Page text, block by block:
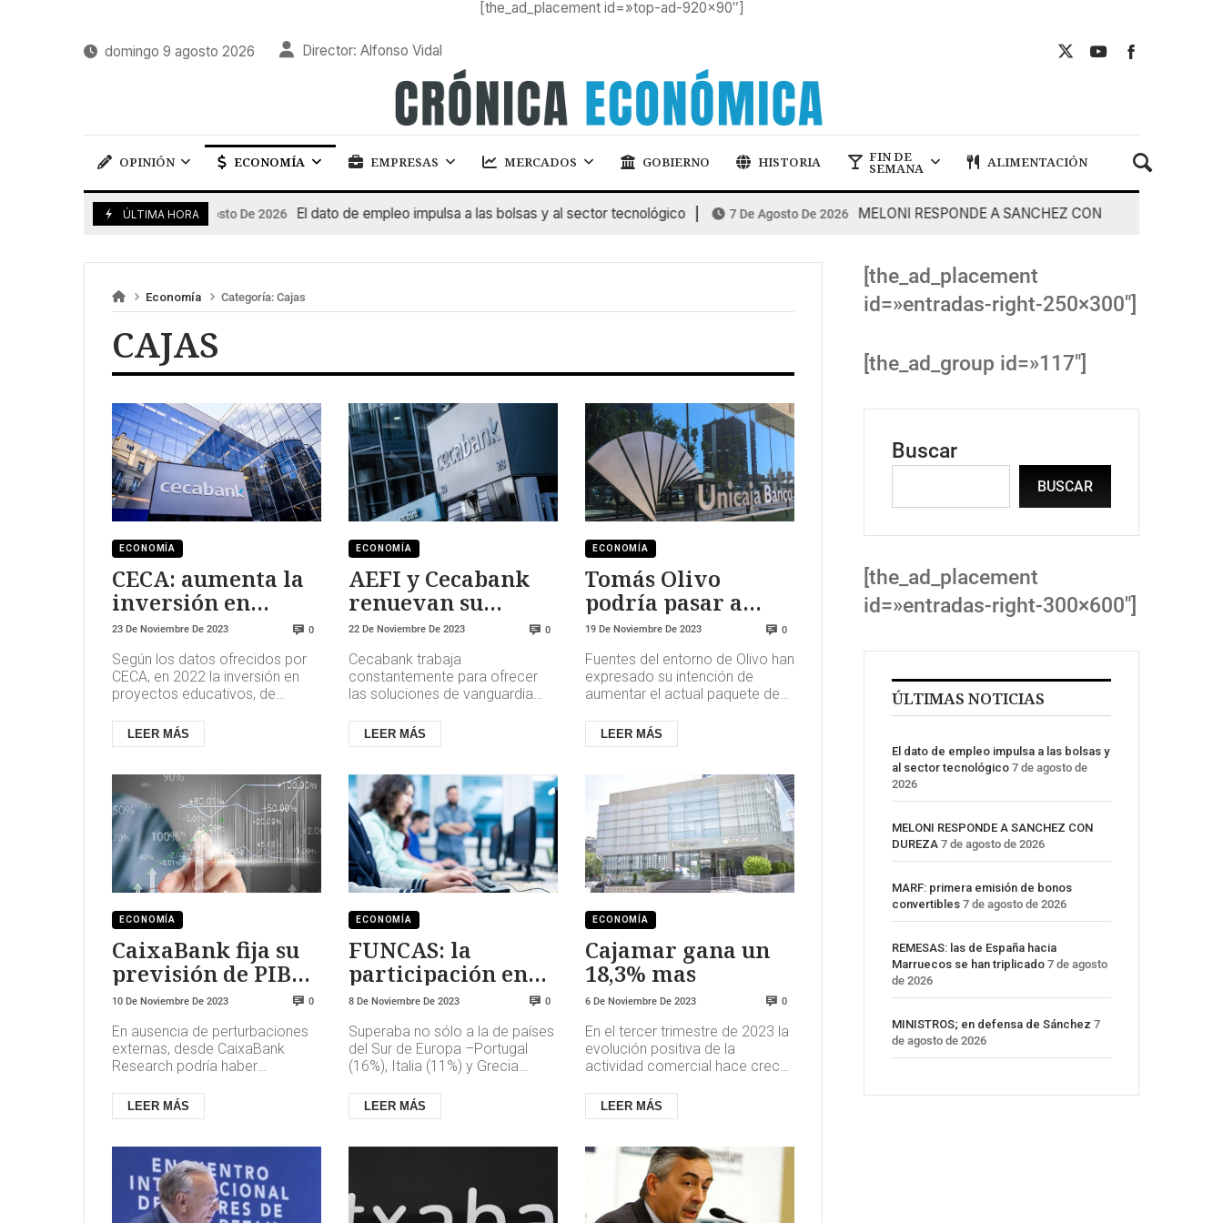
[the_ad_placement id=»top-ad-920×90″]
domingo 9 agosto 2026 Director: Alfonso Vidal
OPINIÓN ECONOMÍA EMPRESAS MERCADOS GOBIERNO HISTORIA FIN DE
SEMANA ALIMENTACIÓN
ÚLTIMA HORA
7 De Agosto De 2026 El dato de empleo impulsa a las bolsas y al sector tecnológico 7 De Agosto De 2026 MELONI RESPONDE A SANCHEZ CON DUREZA
Economía Categoría: Cajas
CAJAS
ECONOMÍA
CECA: aumenta la
inversión en
proyectos de
Educación e
Invesgación
23 De Noviembre De 2023 0
Según los datos ofrecidos por
CECA, en 2022 la inversión en
proyectos educativos, de
un 27,4% del total aportado p...
LEER MÁS
ECONOMÍA
AEFI y Cecabank
renuevan su
colaboración
22 De Noviembre De 2023 0
Cecabank trabaja
constantemente para ofrecer
las soluciones de vanguardia
renovación de esta alianza
promueve la tr...
LEER MÁS
ECONOMÍA
Tomás Olivo
podría pasar a
tener el 10% de
Unicaja
19 De Noviembre De 2023 0
Fuentes del entorno de Olivo han
expresado su intención de
aumentar el actual paquete de
es del 9,2 %, hasta un 9...
LEER MÁS
ECONOMÍA
CaixaBank fija su
previsión de PIB
en el 2,4% para
2023 y lo modera al
1,4% en 2024
10 De Noviembre De 2023 0
En ausencia de perturbaciones
externas, desde CaixaBank
Research podría haber
crecimiento cercano al 2,5%
gracias, en parte,...
LEER MÁS
ECONOMÍA
FUNCAS: la
participación en
actividades de
formación
escasean
8 De Noviembre De 2023 0
Superaba no sólo a la de países
del Sur de Europa –Portugal
(16%), Italia (11%) y Grecia
Francia (15%) y, sobre todo,...
LEER MÁS
ECONOMÍA
Cajamar gana un
18,3% mas
6 De Noviembre De 2023 0
En el tercer trimestre de 2023 la
evolución positiva de la
actividad comercial hace crecer
ello, los márgenes de ...
LEER MÁS
[the_ad_placement
id=»entradas-right-250×300″]
[the_ad_group id=»117″]
Buscar
BUSCAR
[the_ad_placement
id=»entradas-right-300×600″]
ÚLTIMAS NOTICIAS
El dato de empleo impulsa a las bolsas y
al sector tecnológico 7 de agosto de
2026
MELONI RESPONDE A SANCHEZ CON
DUREZA 7 de agosto de 2026
MARF: primera emisión de bonos
convertibles 7 de agosto de 2026
REMESAS: las de España hacia
Marruecos se han triplicado 7 de agosto
de 2026
MINISTROS; en defensa de Sánchez 7
de agosto de 2026